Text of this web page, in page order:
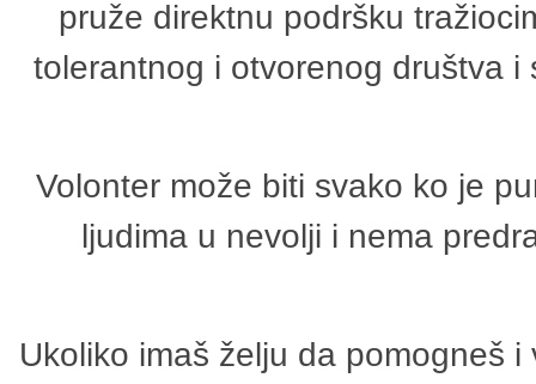
pruže direktnu podršku
tolerantnog i otvorenog društva
Volonter može biti svako ko je
ljudima u nevolji i nema
Ukoliko imaš želju da pomogneš